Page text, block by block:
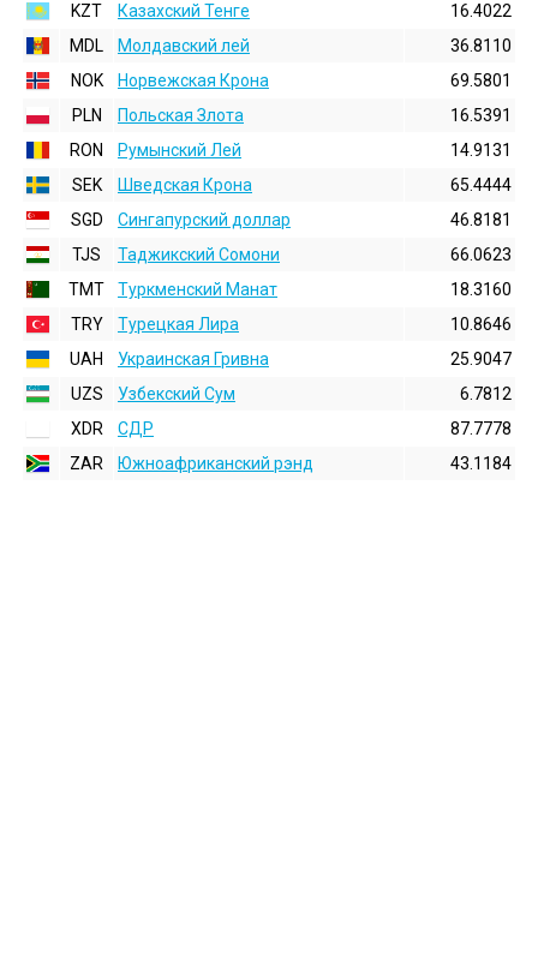
KZT
Казахский Тенге
16.4022
MDL
Молдавский лей
36.8110
NOK
Норвежская Крона
69.5801
PLN
Польская Злота
16.5391
RON
Румынский Лей
14.9131
SEK
Шведская Крона
65.4444
SGD
Сингапурский доллар
46.8181
TJS
Таджикский Сомони
66.0623
TMT
Туркменский Манат
18.3160
TRY
Турецкая Лира
10.8646
UAH
Украинская Гривна
25.9047
UZS
Узбекский Сум
6.7812
XDR
СДР
87.7778
ZAR
Южноафриканский рэнд 43.1184